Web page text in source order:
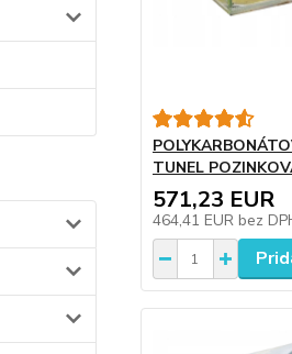
TUNEL
571,23 EUR
464,41 EUR bez